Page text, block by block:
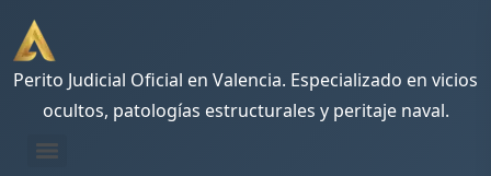
Perito Judicial Oficial en Valencia. Especializado en vicios
ocultos, patologías estructurales y peritaje naval.